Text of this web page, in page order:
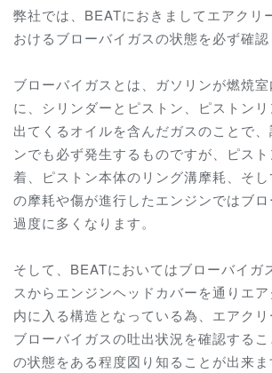
弊社では、BEATにおきましてエアクリ
おけるブローバイガスの状態を必ず確認
ブローバイガスとは、ガソリンが燃焼
に、シリンダーとピストン、ピストン
出てくるオイルを含んだガスのことで
ンでも必ず発生するものですが、ピス
着、ピストン本体のリング溝摩耗、そ
の摩耗や傷が進行したエンジンではブ
過度に多くなります。
そして、BEATにおいてはブローバイガ
スからエンジンヘッドカバーを通りエ
内に入る構造となっている為、エアク
ブローバイガスの吐出状況を確認する
の状態をある程度図り知ることが出来